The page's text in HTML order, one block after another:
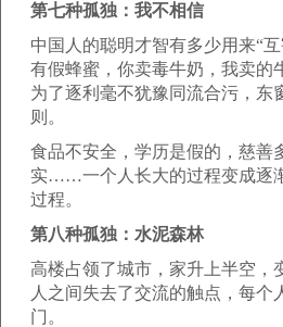
第七种孤独：我不相信
中国人的聪明才智有多少用来“
有假蜂蜜，你卖毒牛奶，我卖的
为了逐利毫不犹豫同流合污，东
则。
食品不安全，学历是假的，慈善
实……一个人长大的过程变成逐
过程。
第八种孤独：水泥森林
高楼占领了城市，家升上半空，
人之间失去了交流的触点，每个
门。